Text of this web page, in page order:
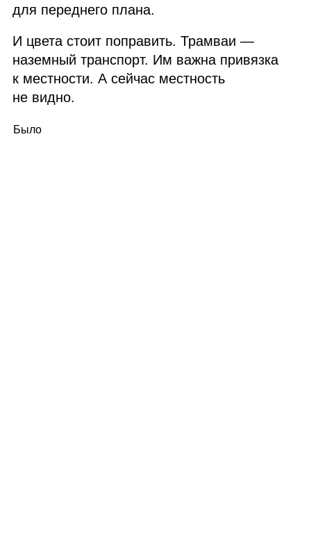
для переднего плана.
И цвета стоит поправить. Трамваи —
наземный транспорт. Им важна привязка
к местности. А сейчас местность
не видно.
Было